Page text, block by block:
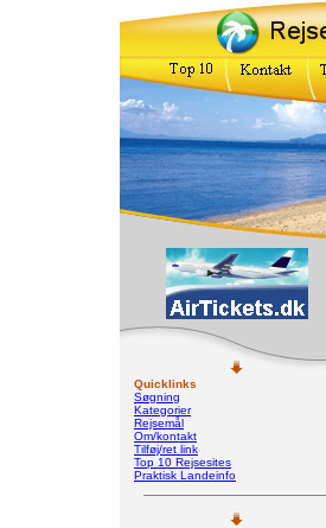
Quicklinks
Søgning
Kategorier
Rejsemål
Om/kontakt
Tilføj/ret link
Top 10 Rejsesites
Praktisk Landeinfo